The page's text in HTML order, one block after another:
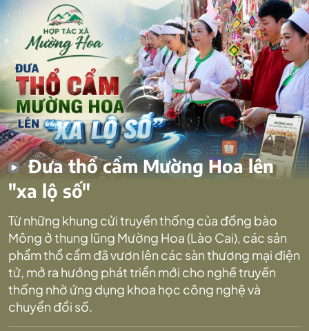
Đưa thổ cẩm Mường Hoa lên
"xa lộ số"
Từ những khung cửi truyền thống của đồng bào
Mông ở thung lũng Mường Hoa (Lào Cai), các sản
phẩm thổ cẩm đã vươn lên các sàn thương mại điện
tử, mở ra hướng phát triển mới cho nghề truyền
thống nhờ ứng dụng khoa học công nghệ và
chuyển đổi số.